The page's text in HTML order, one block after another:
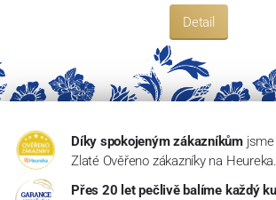
Detail
Díky spokojeným zákazníkům
Zlaté Ověřeno zákazníky na Heureka.
Přes 20 let pečlivě balíme každý